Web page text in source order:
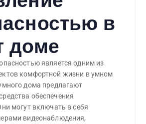
в
доме
является одним из
комфортной жизни в умном
дома предлагают
обеспечения
могут включать в себя
видеонаблюдения,